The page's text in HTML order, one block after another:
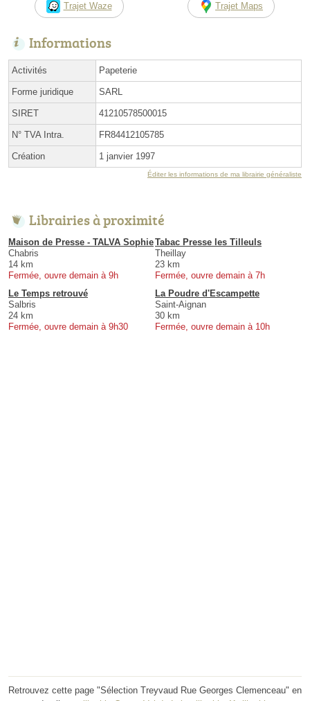
Trajet Waze Trajet Maps
Informations
Activités Papeterie
Forme juridique SARL
SIRET 41210578500015
N° TVA Intra. FR84412105785
Création 1 janvier 1997
Éditer les informations de ma librairie généraliste
Librairies à proximité
Maison de Presse - TALVA Sophie
Chabris
14 km
Fermée, ouvre demain à 9h
Tabac Presse les Tilleuls
Theillay
23 km
Fermée, ouvre demain à 7h
Le Temps retrouvé
Salbris
24 km
Fermée, ouvre demain à 9h30
La Poudre d'Escampette
Saint-Aignan
30 km
Fermée, ouvre demain à 10h
Retrouvez cette page "Sélection Treyvaud Rue Georges Clemenceau" en